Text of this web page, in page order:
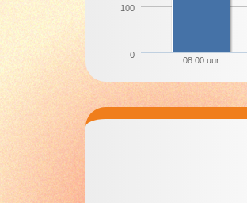
08:00 uur
0
100